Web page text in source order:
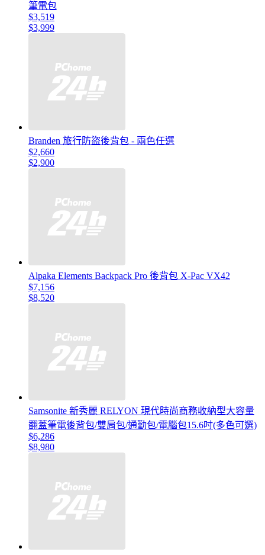
筆電包
$3,519
$3,999
Branden 旅行防盜後背包 - 兩色任選
$2,660
$2,900
Alpaka Elements Backpack Pro 後背包 X-Pac VX42
$7,156
$8,520
Samsonite 新秀麗 RELYON 現代時尚商務收納型大容量
翻蓋筆電後背包/雙肩包/通勤包/電腦包15.6吋(多色可選)
$6,286
$8,980